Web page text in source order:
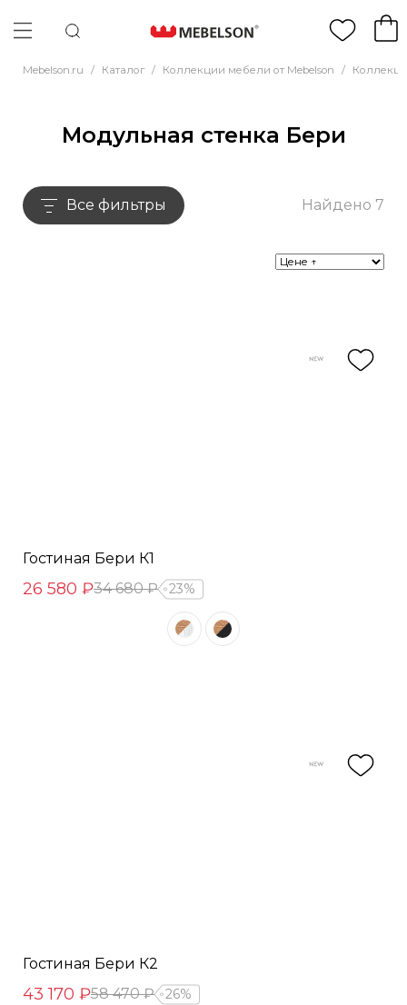
Mebelson.ru / Каталог / Коллекции мебели от Mebelson /
Модульная стенка Бери
Все фильтры Найдено 7
Гостиная Бери К1
26 580 ₽34 680 ₽ 23%
Гостиная Бери К2
43 170 ₽58 470 ₽ 26%